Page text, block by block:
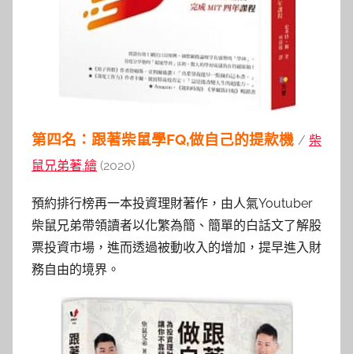
第四名：跟著柴鼠學FQ,做自己的提款機 / 柴
鼠兄弟著.繪 (2020)
預約排行榜再一本投資理財著作，由人氣Youtuber
柴鼠兄弟帶領讀者以化繁為簡、簡單的白話文了解股
票投資市場，進而透過被動收入的增加，提早進入財
務自由的境界。